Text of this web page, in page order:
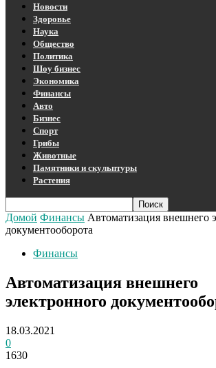
Новости
Здоровье
Наука
Общество
Политика
Шоу бизнес
Экономика
Финансы
Авто
Бизнес
Спорт
Грибы
Животные
Памятники и скульптуры
Растения
Домой Финансы Автоматизация внешнего
документооборота
Финансы
Автоматизация внешнего
электронного
18.03.2021
0
1630